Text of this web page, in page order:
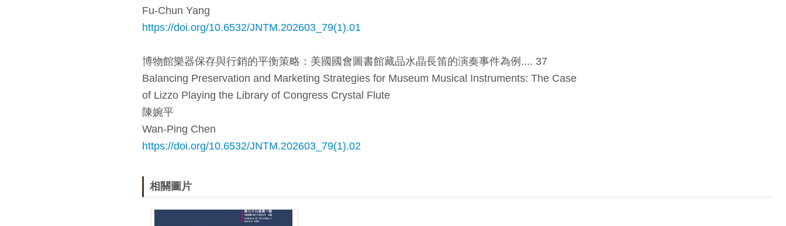
Fu-Chun Yang
https://doi.org/10.6532/JNTM.202603_79(1).01
博物館樂器保存與行銷的平衡策略：美國國會圖書館藏品水晶長笛的演奏事件為例.... 37
Balancing Preservation and Marketing Strategies for Museum Musical Instruments: The Case
of Lizzo Playing the Library of Congress Crystal Flute
陳婉平
Wan-Ping Chen
https://doi.org/10.6532/JNTM.202603_79(1).02
相關圖片